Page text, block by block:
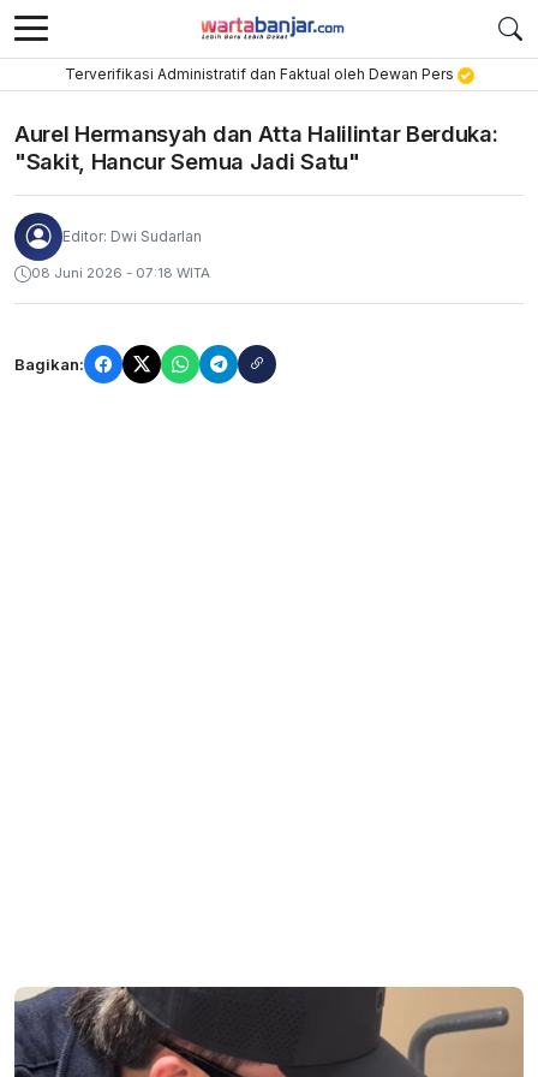
Terverifikasi Administratif dan Faktual oleh Dewan Pers
Aurel Hermansyah dan Atta Halilintar Berduka:
"Sakit, Hancur Semua Jadi Satu"
Editor: Dwi Sudarlan
08 Juni 2026 - 07:18 WITA
Bagikan: